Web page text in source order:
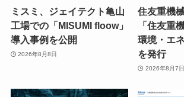
ミスミ、ジェイテクト亀山
工場での「MISUMI floow」
導入事例を公開
2026年8月8日
住友重機
「住友重
環境・エ
を発行
2026年8月7日